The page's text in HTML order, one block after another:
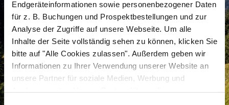
Endgeräteinformationen sowie personenbezogener Daten
für z. B. Buchungen und Prospektbestellungen und zur
Analyse der Zugriffe auf unsere Webseite. Um alle
Inhalte der Seite vollständig sehen zu können, klicken Sie
bitte auf "Alle Cookies zulassen". Außerdem geben wir
Informationen zu Ihrer Verwendung unserer Website an
unsere Partner für soziale Medien, Werbung und